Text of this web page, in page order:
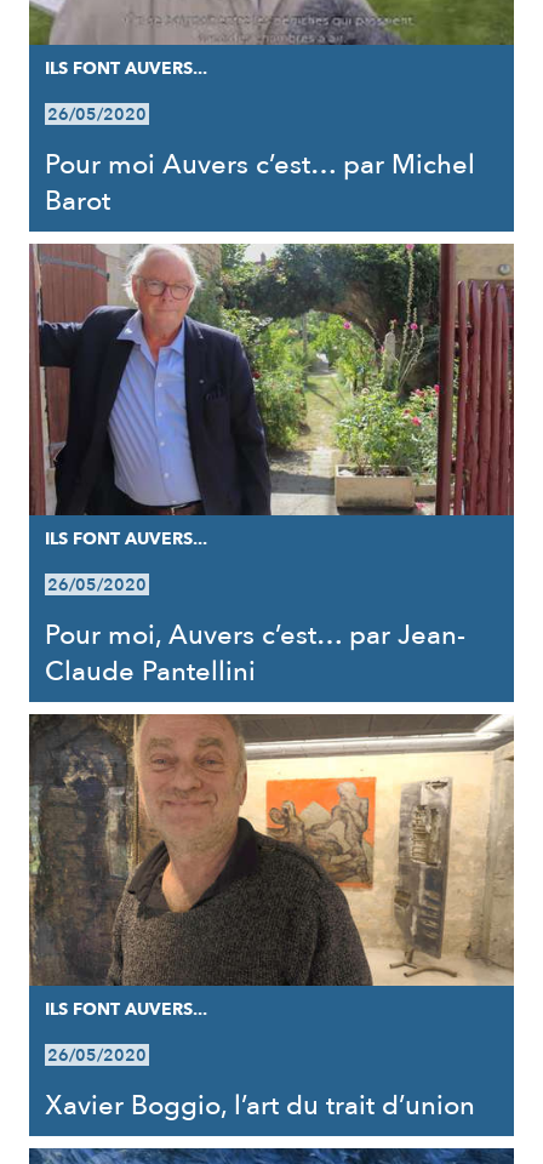
ILS FONT AUVERS...
26/05/2020
Pour moi Auvers c’est… par Michel
Barot
ILS FONT AUVERS...
26/05/2020
Pour moi, Auvers c’est… par Jean-
Claude Pantellini
ILS FONT AUVERS...
26/05/2020
Xavier Boggio, l’art du trait d’union